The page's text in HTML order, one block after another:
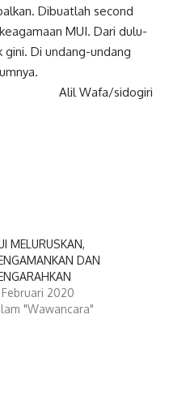
Dibuatlah second
MUI. Dari dulu-
gini. Di undang-undang
Alil Wafa/sidogiri
MELURUSKAN,
DAN
Februari 2020
"Wawancara"